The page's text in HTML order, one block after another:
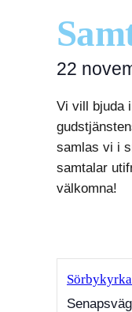
22
Vi vill bjuda
samlas vi i
samtalar
välkomna!